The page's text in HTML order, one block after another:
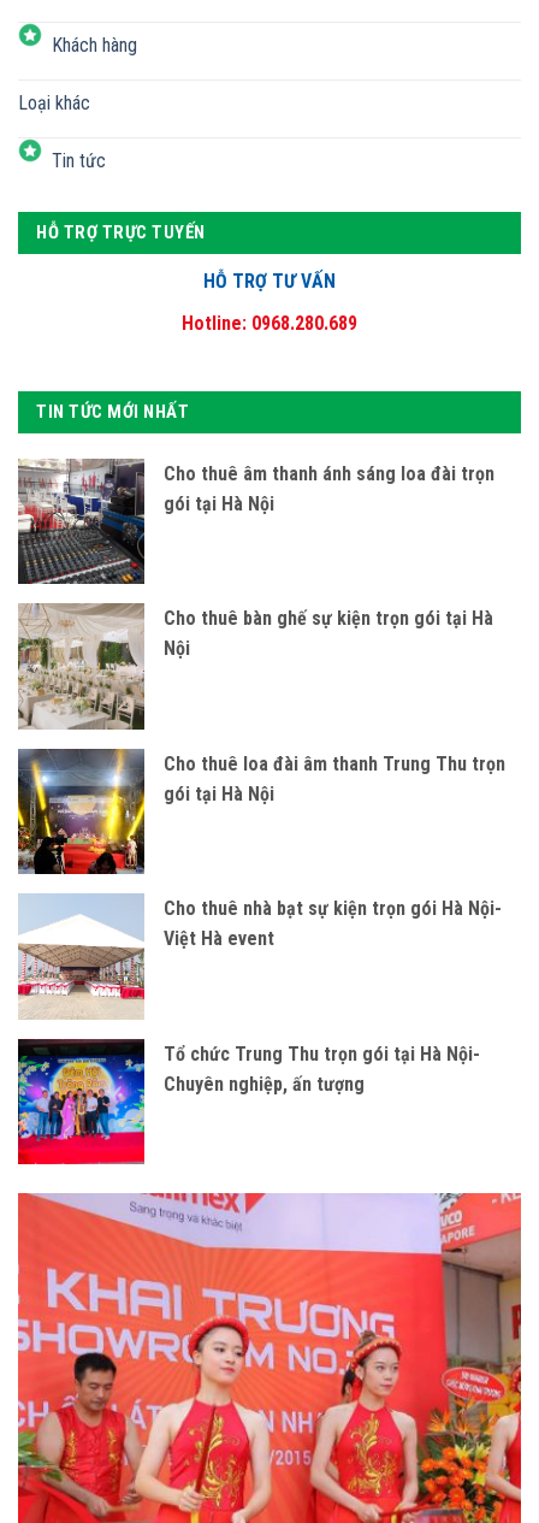
Khách hàng
Loại khác
Tin tức
HỖ TRỢ TRỰC TUYẾN
HỖ TRỢ TƯ VẤN
Hotline: 0968.280.689
TIN TỨC MỚI NHẤT
Cho thuê âm thanh ánh sáng loa đài trọn
gói tại Hà Nội
Cho thuê bàn ghế sự kiện trọn gói tại Hà
Nội
Cho thuê loa đài âm thanh Trung Thu trọn
gói tại Hà Nội
Cho thuê nhà bạt sự kiện trọn gói Hà Nội-
Việt Hà event
Tổ chức Trung Thu trọn gói tại Hà Nội-
Chuyên nghiệp, ấn tượng